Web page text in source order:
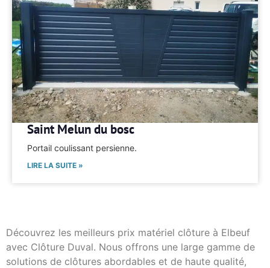
Saint Melun du bosc
Portail coulissant persienne.
LIRE LA SUITE »
Découvrez les meilleurs prix matériel clôture à Elbeuf
avec Clôture Duval. Nous offrons une large gamme de
solutions de clôtures abordables et de haute qualité,